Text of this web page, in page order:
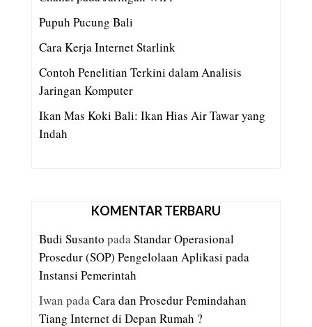
Pupuh Pucung Bali
Cara Kerja Internet Starlink
Contoh Penelitian Terkini dalam Analisis
Jaringan Komputer
Ikan Mas Koki Bali: Ikan Hias Air Tawar yang
Indah
KOMENTAR TERBARU
Budi Susanto padaStandar Operasional
Prosedur (SOP) Pengelolaan Aplikasi pada
Instansi Pemerintah
Iwan padaCara dan Prosedur Pemindahan
Tiang Internet di Depan Rumah ?